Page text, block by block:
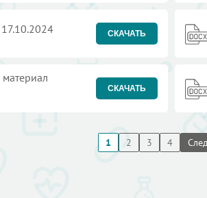
СКАЧАТЬ
СКАЧАТЬ
1 2 3 4